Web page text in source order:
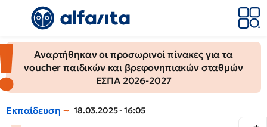
Αναρτήθηκαν οι προσωρινοί πίνακες για τα
voucher παιδικών και βρεφονηπιακών σταθμών
ΕΣΠΑ 2026-2027
Εκπαίδευση 18.03.2025 - 16:05